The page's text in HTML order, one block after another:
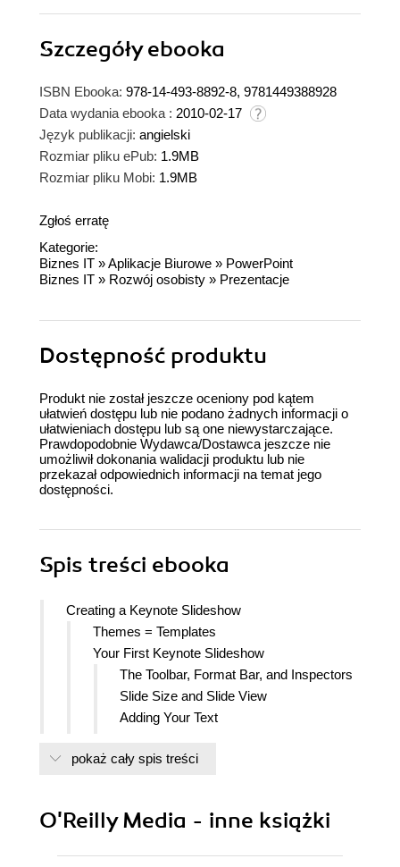
Szczegółyebooka
ISBN Ebooka: 978-14-493-8892-8, 9781449388928
Data wydania ebooka : 2010-02-17
Język publikacji: angielski
Rozmiar pliku ePub: 1.9MB
Rozmiar pliku Mobi: 1.9MB
Zgłoś erratę
Kategorie:
Biznes IT »Aplikacje Biurowe » PowerPoint
Biznes IT » Rozwój osobisty » Prezentacje
Dostępność produktu
Produkt nie został jeszcze oceniony pod kątem
ułatwień dostępu lub nie podano żadnych informacji o
ułatwieniach dostępu lub są one niewystarczające.
Prawdopodobnie Wydawca/Dostawca jeszcze nie
umożliwił dokonania walidacji produktu lub nie
przekazał odpowiednich informacji na temat jego
dostępności.
Spis treści ebooka
Creating a Keynote Slideshow
Themes = Templates
Your First Keynote Slideshow
The Toolbar, Format Bar, and Inspectors
Slide Size and Slide View
Adding Your Text
Slides
Adding and Inserting Slides
pokaż cały spis treści
O'Reilly Media - inne książki